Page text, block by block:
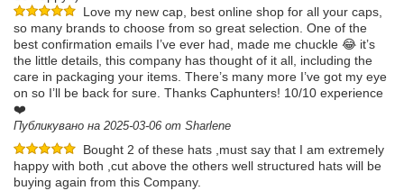
Love my new cap, best online shop for all your caps,
so many brands to choose from so great selection. One of the
best confirmation emails I’ve ever had, made me chuckle 😂 it’s
the little details, this company has thought of it all, including the
care in packaging your items. There’s many more I’ve got my eye
on so I’ll be back for sure. Thanks Caphunters! 10/10 experience
❤️
Публикувано на 2025-03-06 от Sharlene
Bought 2 of these hats ,must say that I am extremely
happy with both ,cut above the others well structured hats will be
buying again from this Company.